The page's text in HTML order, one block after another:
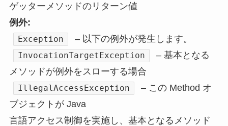
ゲッターメソッドのリターン値
例外:
Exception – 以下の例外が発生します。
InvocationTargetException
– 基本となる
メソッドが例外をスローする場合
IllegalAccessException
– この Method オ
ブジェクトが Java
言語アクセス制御を実施し、基本となるメソッド